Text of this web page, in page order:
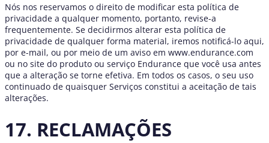
Nós nos reservamos o direito de modificar esta política de
privacidade a qualquer momento, portanto, revise-a
frequentemente. Se decidirmos alterar esta política de
privacidade de qualquer forma material, iremos notificá-lo aqui,
por e-mail, ou por meio de um aviso em www.endurance.com
ou no site do produto ou serviço Endurance que você usa antes
que a alteração se torne efetiva. Em todos os casos, o seu uso
continuado de quaisquer Serviços constitui a aceitação de tais
alterações.
17. RECLAMAÇÕES